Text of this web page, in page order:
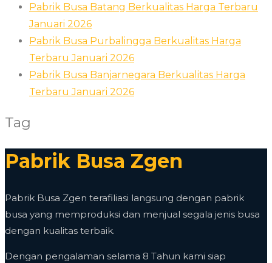
Pabrik Busa Batang Berkualitas Harga Terbaru
Januari 2026
Pabrik Busa Purbalingga Berkualitas Harga
Terbaru Januari 2026
Pabrik Busa Banjarnegara Berkualitas Harga
Terbaru Januari 2026
Tag
Pabrik Busa Zgen
Pabrik Busa Zgen terafiliasi langsung dengan pabrik
busa yang memproduksi dan menjual segala jenis busa
dengan kualitas terbaik.
Dengan pengalaman selama 8 Tahun kami siap